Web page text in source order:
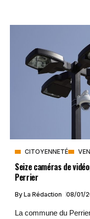
CITOYENNETÉ
Seize caméras de
Perrier
By La Rédaction 08/01/
La commune du